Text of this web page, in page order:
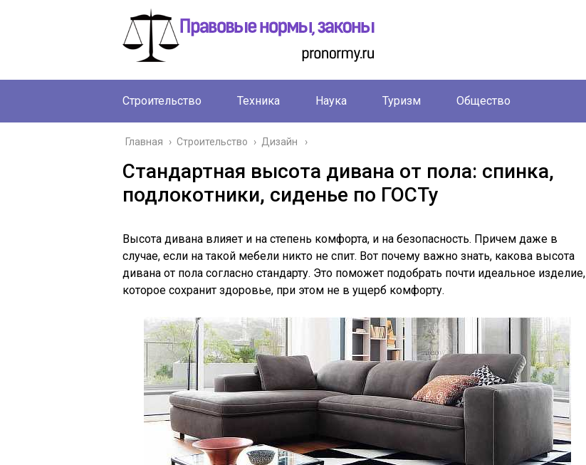
Строительство Техника Наука Туризм Общество
Главная › Строительство › Дизайн
Стандартная высота дивана от пола: спинка,
подлокотники, сиденье по ГОСТу
Высота дивана влияет и на степень комфорта, и на безопасность. Причем даже в
случае, если на такой мебели никто не спит. Вот почему важно знать, какова высота
дивана от пола согласно стандарту. Это поможет подобрать почти идеальное изделие,
которое сохранит здоровье, при этом не в ущерб комфорту.